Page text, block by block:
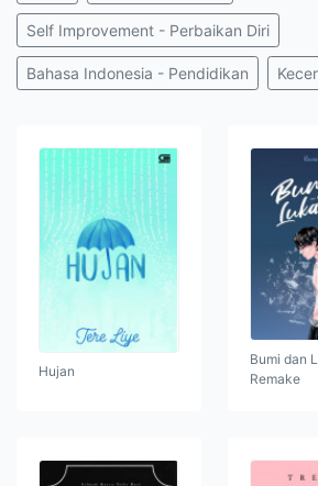
Self Improvement - Perbaikan Diri
Bahasa Indonesia - Pendidikan
Hujan
Bumi dan
Remake